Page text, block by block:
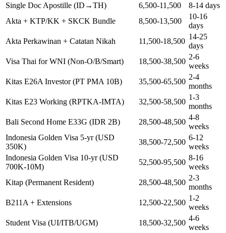
Single Doc Apostille (ID→TH)
6,500-11,500
8-14 days
Akta + KTP/KK + SKCK Bundle
8,500-13,500
10-16
days
Akta Perkawinan + Catatan Nikah
11,500-18,500
14-25
days
Visa Thai for WNI (Non-O/B/Smart)
18,500-38,500
2-6
weeks
Kitas E26A Investor (PT PMA 10B)
35,500-65,500
2-4
months
Kitas E23 Working (RPTKA-IMTA)
32,500-58,500
1-3
months
Bali Second Home E33G (IDR 2B)
28,500-48,500
4-8
weeks
Indonesia Golden Visa 5-yr (USD
350K)
38,500-72,500
6-12
weeks
Indonesia Golden Visa 10-yr (USD
700K-10M)
52,500-95,500
8-16
weeks
Kitap (Permanent Resident)
28,500-48,500
2-3
months
B211A + Extensions
12,500-22,500
1-2
weeks
Student Visa (UI/ITB/UGM)
18,500-32,500
4-6
weeks